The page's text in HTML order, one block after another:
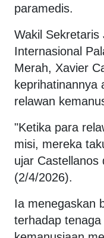
paramedis.
Wakil Sekretaris
Internasional
Merah, Xavier
keprihatinannya
relawan
"Ketika para
misi, mereka
ujar
(2/4/2026).
Ia menegaskan
terhadap